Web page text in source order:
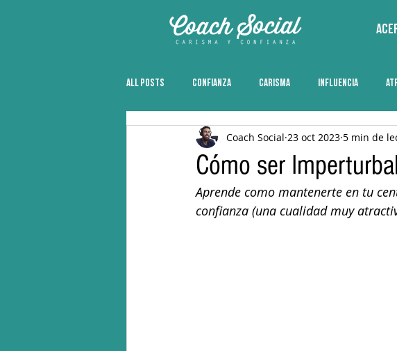
All Posts CONFIANZA CARISMA INFLUENCIA
Cómo ser
Coach Social 23 oct 2023 5 min de
Aprende como mantenerte en tu
confianza (una cualidad muy